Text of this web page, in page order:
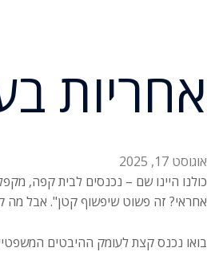
אחריות
אוגוסט 17, 2025
כולנו היינו שם – נכנסים לבית קפה,
אחראי? זה פשוט שיפשוף קטן". אבל
בואו נכנס קצת לעומק ההיבטים